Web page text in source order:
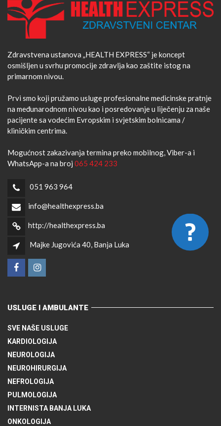
Zdravstvena ustanova „HEALTH EXPRESS“ je koncept
osmišljen u svrhu promocije zdravlja kao zaštite istog na
primarnom nivou.
Prvi smo koji pružamo usluge profesionalne medicinske pratnje
na međunarodnom nivou kao i posredovanje u liječenju za naše
pacijente sa vodećim Evropskim i svjetskim bolnicama /
kliničkim centrima.
Mogućnost zakazivanja termina preko mobilnog, Viber-a i
WhatsApp-a na broj 065 424 233
051 963 964
info@healthexpress.ba
http://healthexpress.ba
Majke Jugovića 40, Banja Luka
USLUGE I AMBULANTE
SVE NAŠE USLUGE
KARDIOLOGIJA
NEUROLOGIJA
NEUROHIRURGIJA
NEFROLOGIJA
PULMOLOGIJA
INTERNISTA BANJA LUKA
ONKOLOGIJA